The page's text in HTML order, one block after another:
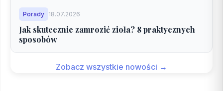
Porady 18.07.2026
Jak skutecznie zamrozić zioła? 8 praktycznych
sposobów
Zobacz wszystkie nowości →